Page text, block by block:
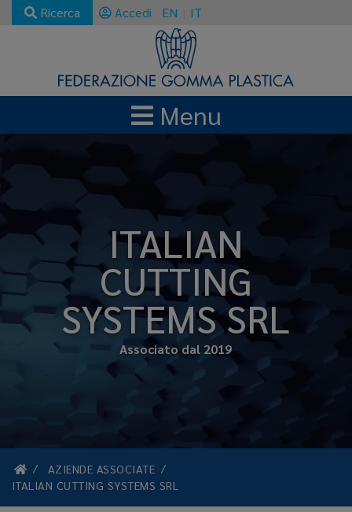
Ricerca Accedi EN IT
Menu
ITALIAN
CUTTING
SYSTEMS SRL
Associato dal 2019
AZIENDE ASSOCIATE
ITALIAN CUTTING SYSTEMS SRL